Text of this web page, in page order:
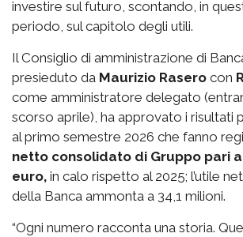
investire sul futuro, scontando, in
periodo, sul capitolo degli utili.
Il Consiglio di amministrazione di
presieduto da Maurizio Rasero con
come amministratore delegato
scorso aprile), ha approvato i risultati
al primo semestre 2026 che fanno
netto consolidato di Gruppo pari
euro, in calo rispetto al 2025; l’utile
della Banca ammonta a 34,1 milioni.
“Ogni numero racconta una storia.